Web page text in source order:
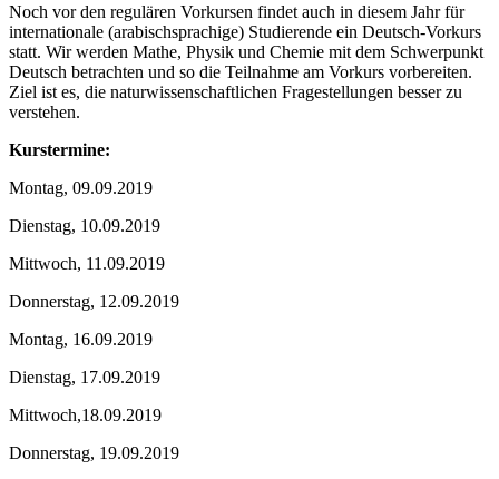
Noch vor den regulären Vorkursen findet auch in diesem Jahr für
internationale (arabischsprachige) Studierende ein Deutsch-Vorkurs
statt. Wir werden Mathe, Physik und Chemie mit dem Schwerpunkt
Deutsch betrachten und so die Teilnahme am Vorkurs vorbereiten.
Ziel ist es, die naturwissenschaftlichen Fragestellungen besser zu
verstehen.
Kurstermine:
Montag, 09.09.2019
Dienstag, 10.09.2019
Mittwoch, 11.09.2019
Donnerstag, 12.09.2019
Montag, 16.09.2019
Dienstag, 17.09.2019
Mittwoch,18.09.2019
Donnerstag, 19.09.2019